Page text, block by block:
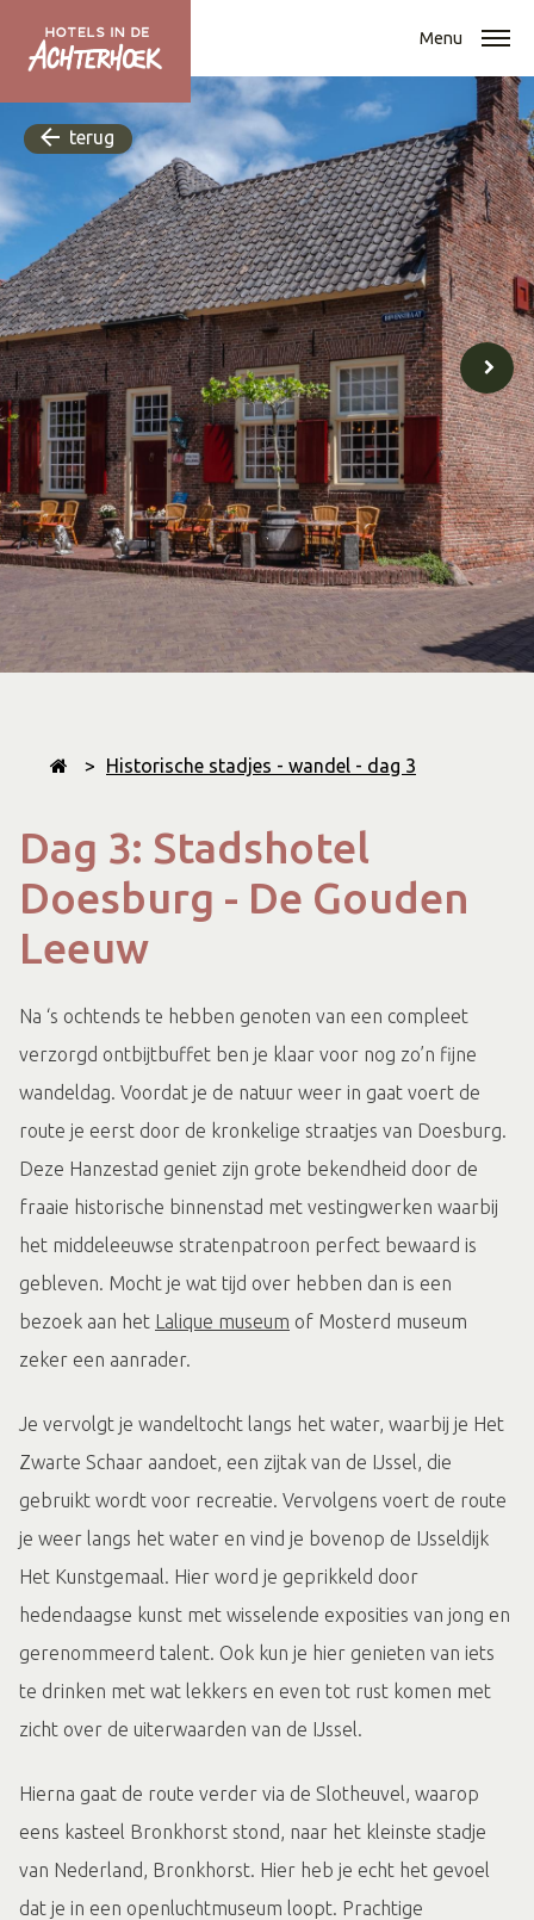
Menu
terug
> Historische stadjes - wandel - dag 3
Dag 3: Stadshotel
Doesburg - De Gouden
Leeuw
Na ‘s ochtends te hebben genoten van een compleet
verzorgd ontbijtbuffet ben je klaar voor nog zo’n fijne
wandeldag. Voordat je de natuur weer in gaat voert de
route je eerst door de kronkelige straatjes van Doesburg.
Deze Hanzestad geniet zijn grote bekendheid door de
fraaie historische binnenstad met vestingwerken waarbij
het middeleeuwse stratenpatroon perfect bewaard is
gebleven. Mocht je wat tijd over hebben dan is een
bezoek aan het Lalique museum of Mosterd museum
zeker een aanrader.
Je vervolgt je wandeltocht langs het water, waarbij je Het
Zwarte Schaar aandoet, een zijtak van de IJssel, die
gebruikt wordt voor recreatie. Vervolgens voert de route
je weer langs het water en vind je bovenop de IJsseldijk
Het Kunstgemaal. Hier word je geprikkeld door
hedendaagse kunst met wisselende exposities van jong en
gerenommeerd talent. Ook kun je hier genieten van iets
te drinken met wat lekkers en even tot rust komen met
zicht over de uiterwaarden van de IJssel.
Hierna gaat de route verder via de Slotheuvel, waarop
eens kasteel Bronkhorst stond, naar het kleinste stadje
van Nederland, Bronkhorst. Hier heb je echt het gevoel
dat je in een openluchtmuseum loopt. Prachtige